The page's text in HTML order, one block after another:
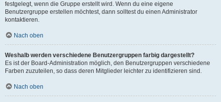
festgelegt, wenn die Gruppe erstellt wird. Wenn du eine eigene
Benutzergruppe erstellen möchtest, dann solltest du einen Administrator
kontaktieren.
Nach oben
Weshalb werden verschiedene Benutzergruppen farbig dargestellt?
Es ist der Board-Administration möglich, den Benutzergruppen verschiedene
Farben zuzuteilen, so dass deren Mitglieder leichter zu identifizieren sind.
Nach oben